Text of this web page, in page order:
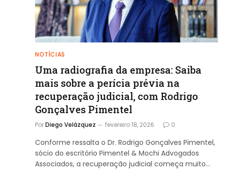
NOTÍCIAS
Uma radiografia da empresa: Saiba
mais sobre a perícia prévia na
recuperação judicial, com Rodrigo
Gonçalves Pimentel
PorDiego Velázquez fevereiro 18, 2026 0
Conforme ressalta o Dr. Rodrigo Gonçalves Pimentel,
sócio do escritório Pimentel & Mochi Advogados
Associados, a recuperação judicial começa muito…